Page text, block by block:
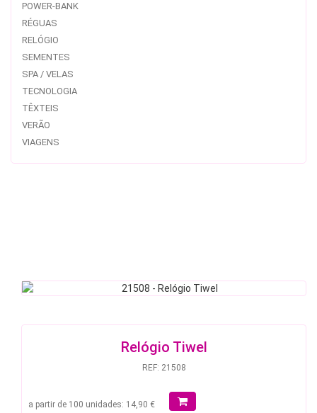
POWER-BANK
RÉGUAS
RELÓGIO
SEMENTES
SPA / VELAS
TECNOLOGIA
TÊXTEIS
VERÃO
VIAGENS
Relógio Tiwel
REF: 21508
a partir de 100 unidades: 14,90 €